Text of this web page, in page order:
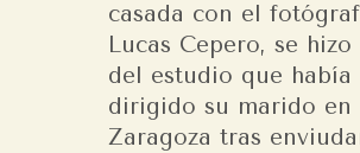
casada con el
Lucas Cepero, se hizo
del estudio que había
dirigido su marido en
Zaragoza tras